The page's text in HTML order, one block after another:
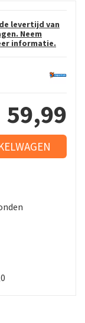
levertijd van
Neem
informatie.
59,99